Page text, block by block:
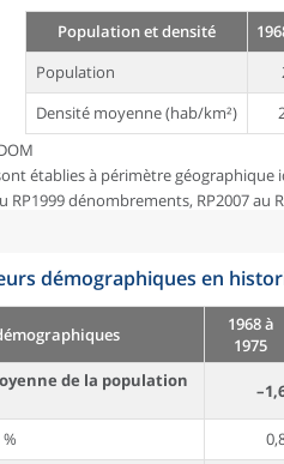
Population et densité
Population
Densité moyenne (hab/km²)
établies à périmètre
RP1999 dénombrements, RP2007
démographiques en
1968 à
1975
de la population